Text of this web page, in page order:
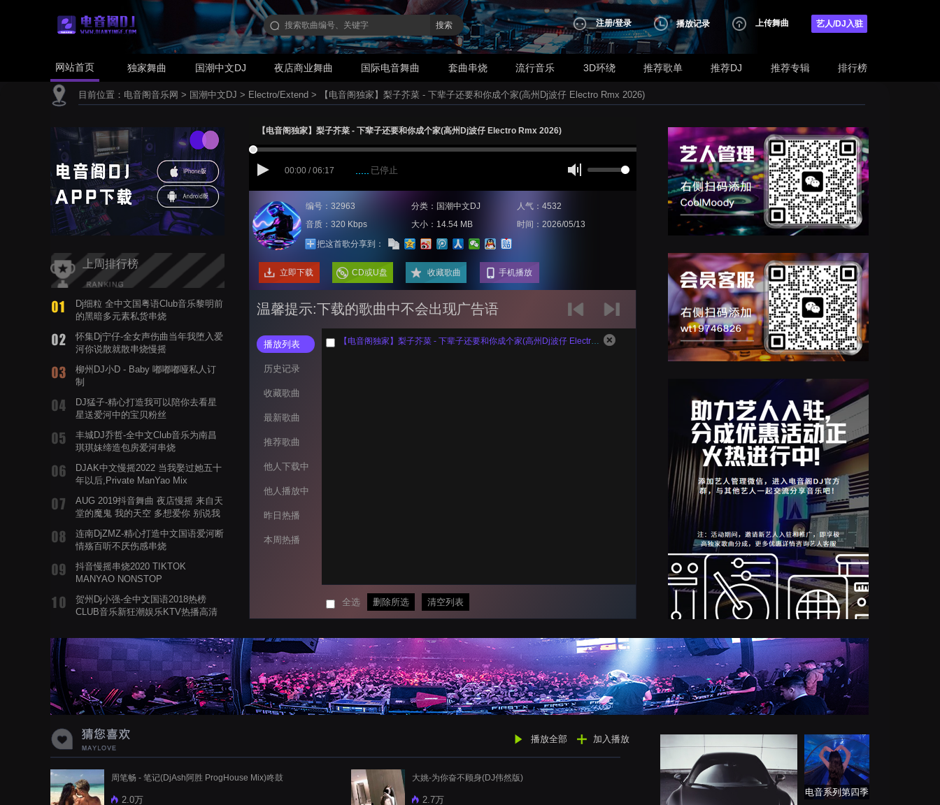
搜索 注册/登录 播放记录 上传舞曲 艺人/DJ入驻
网站首页 独家舞曲 国潮中文DJ 夜店商业舞曲 国际电音舞曲 套曲串烧 流行音乐 3D环绕 推荐歌单 推荐DJ 推荐专辑 排行榜
目前位置： 电音阁音乐网 > 国潮中文DJ > Electro/Extend > 【电音阁独家】梨子芥菜 - 下辈子还要和你成个家(高州Dj波仔 Electro Rmx 2026)
上周排行榜
Dj细粒 全中文国粤语Club音乐黎明前
的黑暗多元素私货串烧
怀集Dj宁仔-全女声伤曲当年我堕入爱
河你说散就散串烧慢摇
柳州DJ小D - Baby 嘟嘟嘟哑私人订
制
DJ猛子-精心打造我可以陪你去看星
星送爱河中的宝贝粉丝
丰城DJ乔哲-全中文Club音乐为南昌
琪琪妹缔造包房爱河串烧
DJAK中文慢摇2022 当我娶过她五十
年以后,Private ManYao Mix
AUG 2019抖音舞曲 夜店慢摇 来自天
堂的魔鬼 我的天空 多想爱你 别说我
连南DjZMZ-精心打造中文国语爱河断
情殇百听不厌伤感串烧
抖音慢摇串烧2020 TIKTOK
MANYAO NONSTOP
蝉爸爸妈妈爱存在夏天的风是想你的
声音啊
贺州Dj小强-全中文国语2018热榜
CLUB音乐新狂潮娱乐KTV热播高清
【电音阁独家】梨子芥菜 - 下辈子还要和你成个家(高州Dj波仔 Electro Rmx 2026)
00:00 / 06:17 已停止
编号：32963 分类：国潮中文DJ
人气：4532
音质：320 Kbps
大小：14.54 MB
时间：2026/05/13
把这首歌分享到：
立即下载 CD或U盘 收藏歌曲 手机播放
温馨提示:下载的歌曲中不会出现广告语
播放列表
历史记录
收藏歌曲
最新歌曲
推荐歌曲
他人下载中
他人播放中
昨日热播
本周热播
【电音阁独家】梨子芥菜 - 下辈子还要和你成个家(高州Dj波仔 Electro Rmx 2026)
全选 删除所选 清空列表
播放全部 加入播放
周笔畅 - 笔记(DjAsh阿胜 ProgHouse Mix)咚鼓
2.0万
大姚-为你奋不顾身(DJ伟然版)
2.7万
电音系列第四季